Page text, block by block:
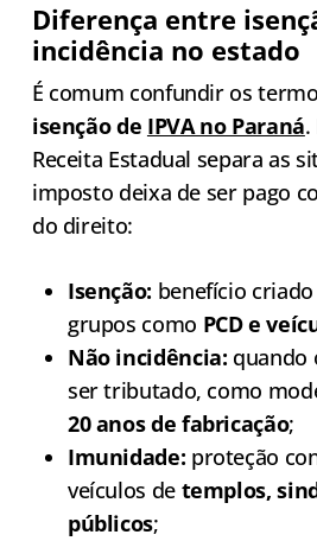
Diferença entre
incidência no estado
É comum confundir os
isenção de IPVA no Paraná
Receita Estadual separa as
imposto deixa de ser pago
do direito:
Isenção: benefício
grupos como PCD e
Não incidência: quando
ser tributado, como
20 anos de fabricação;
Imunidade: proteção
veículos de templos,
públicos;